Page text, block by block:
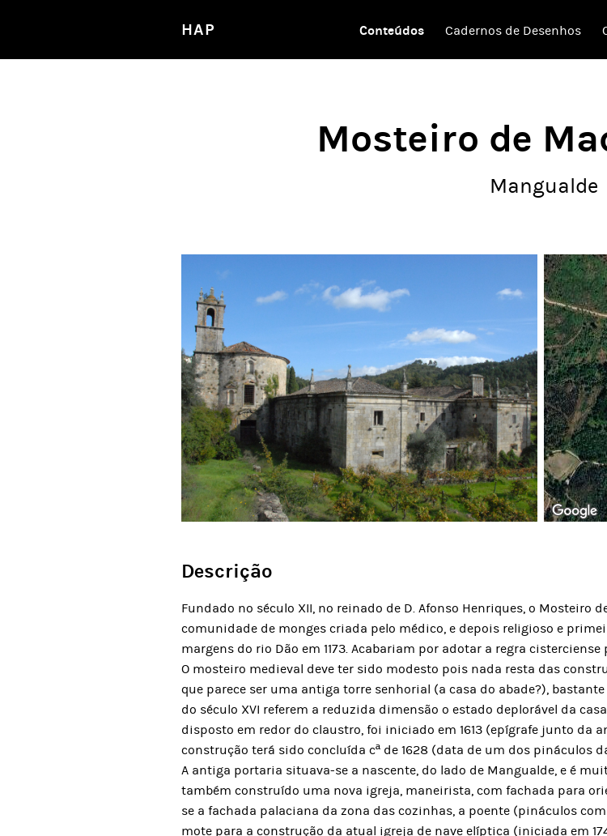
HAP Conteúdos Cadernos de Desenhos
Mosteiro de
Mangualde
Descrição
Fundado no século XII, no reinado de D. Afonso Henriques, o Mosteiro
comunidade de monges criada pelo médico, e depois religioso e
margens do rio Dão em 1173. Acabariam por adotar a regra cisterciense
O mosteiro medieval deve ter sido modesto pois nada resta das
que parece ser uma antiga torre senhorial (a casa do abade?),
do século XVI referem a reduzida dimensão o estado deplorável da
disposto em redor do claustro, foi iniciado em 1613 (epígrafe junto da
construção terá sido concluída cª de 1628 (data de um dos pináculos
A antiga portaria situava-se a nascente, do lado de Mangualde, e é
também construído uma nova igreja, maneirista, com fachada para
se a fachada palaciana da zona das cozinhas, a poente (pináculos
mote para a construção da atual igreja de nave elíptica (iniciada em